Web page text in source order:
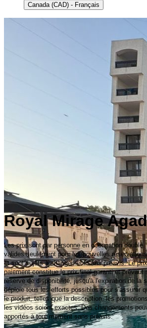
Canada (CAD) - Français
Royal Mirage
Les prix sont par personne en occupation
valides seulement pour les nouvelles
et sont sujets à changement sans préavis. Le
paiement constitue le prix final garanti et prévaut
réserve de disponibilité, jusqu'à l'expiration de la
déploie tous les efforts possibles pour s'assurer
le produit, telles que la description, les
les vidéos soient exactes. Des changements
apportés à tout moment sans préavis.